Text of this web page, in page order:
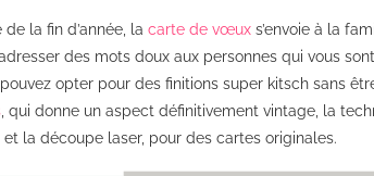
la fin d’année, la carte de vœux s’envoie à la
des mots doux aux personnes qui vous
opter pour des finitions super kitsch sans
, qui donne un aspect définitivement vintage, la
la découpe laser, pour des cartes originales.